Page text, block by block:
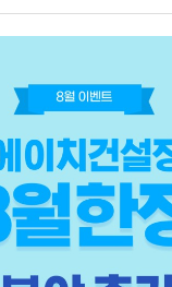
관리업(폐
지)
지
공
개인하수처
리시설·
안전진단전
문기관/
안전점검전
문기관
지하수개발
·이용시공
업